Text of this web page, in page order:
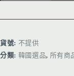
r
n
a
貨號: 不提供
分類: 韓國選品, 所有商